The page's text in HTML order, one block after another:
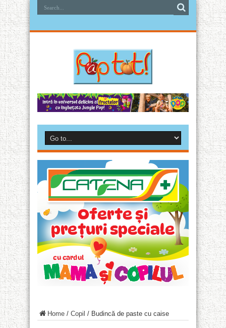
Home / Copil / Budincă de paste cu caise